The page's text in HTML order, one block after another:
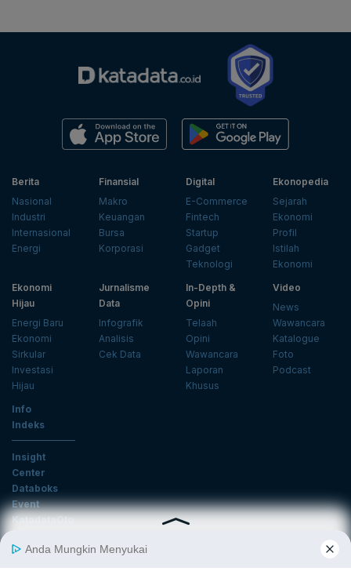
Berita
Nasional
Industri
Internasional
Energi
Finansial
Makro
Keuangan
Bursa
Korporasi
Digital
E-Commerce
Fintech
Startup
Gadget
Teknologi
Ekonopedia
Sejarah
Ekonomi
Profil
Istilah
Ekonomi
Ekonomi
Hijau
Energi Baru
Ekonomi
Sirkular
Investasi
Hijau
Jurnalisme
Data
Infografik
Analisis
Cek Data
In-Depth &
Opini
Telaah
Opini
Wawancara
Laporan
Khusus
Video
News
Wawancara
Katalogue
Foto
Podcast
Info
Indeks
Insight
Center
Databoks
Event
KatadataOto